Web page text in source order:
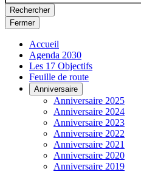
Rechercher
Fermer
Accueil
Agenda 2030
Les 17 Objectifs
Feuille de route
Anniversaire
Anniversaire 2025
Anniversaire 2024
Anniversaire 2023
Anniversaire 2022
Anniversaire 2021
Anniversaire 2020
Anniversaire 2019